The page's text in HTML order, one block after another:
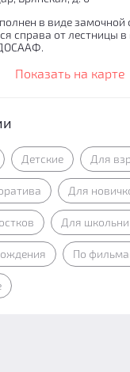
в виде замочной
справа от лестницы в
Показать на карте
Детские Для
Для
Для
По